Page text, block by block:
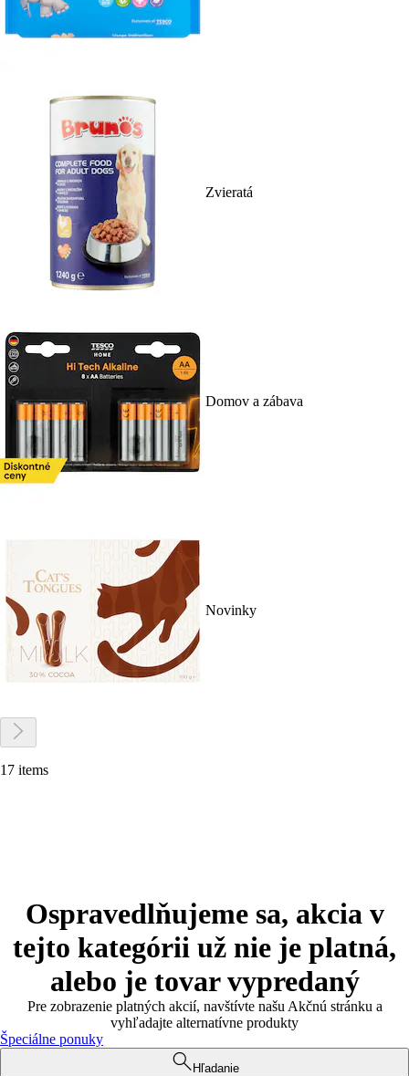
Zvieratá
Domov a zábava
Novinky
17 items
Ospravedlňujeme sa, akcia v
tejto kategórii už nie je platná,
alebo je tovar vypredaný
Pre zobrazenie platných akcií, navštívte našu Akčnú stránku a
vyhľadajte alternatívne produkty
Špeciálne ponuky
Hľadanie